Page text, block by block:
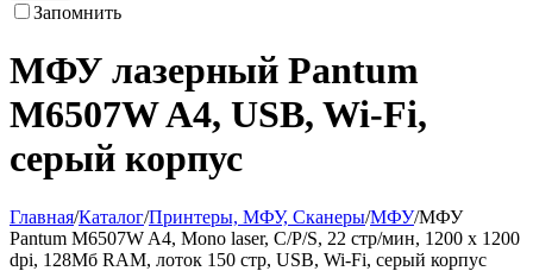
Запомнить
МФУ лазерный Pantum
M6507W A4, USB, Wi-Fi,
серый корпус
Главная/Каталог/Принтеры, МФУ, Сканеры/МФУ/МФУ
Pantum M6507W A4, Mono laser, C/P/S, 22 стр/мин, 1200 x 1200
dpi, 128Мб RAM, лоток 150 стр, USB, Wi-Fi, серый корпус